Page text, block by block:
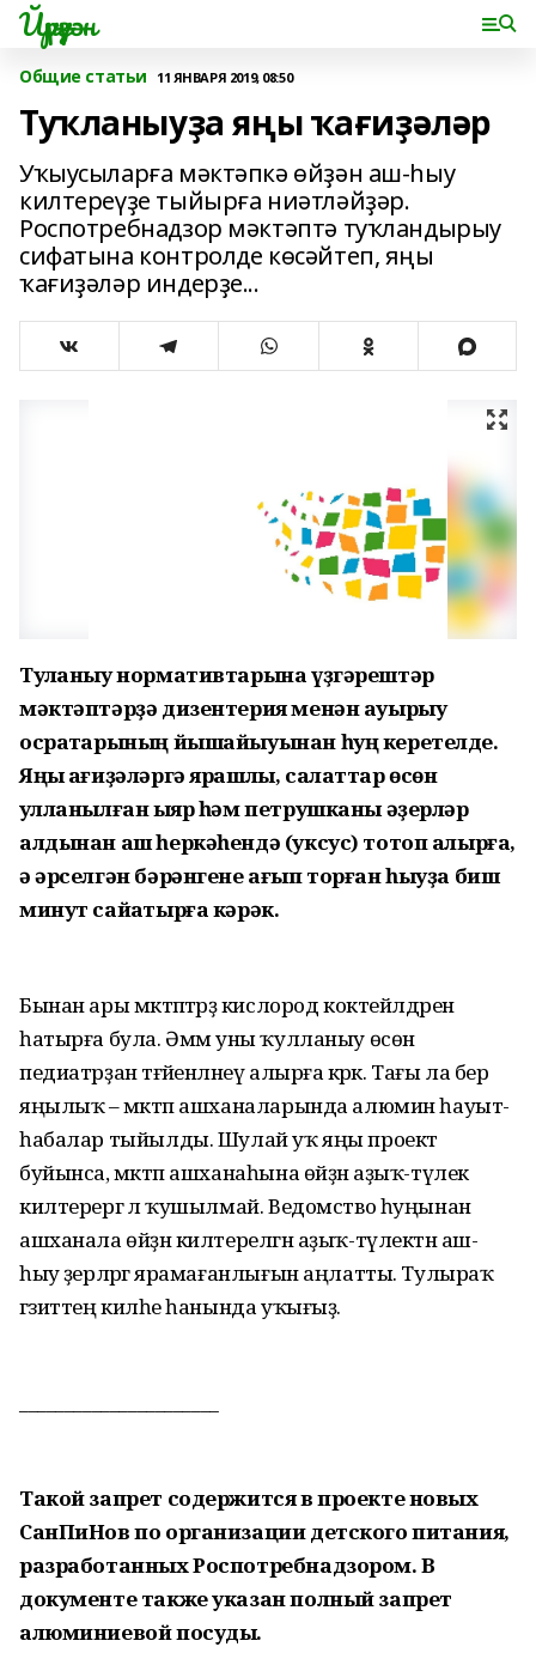
Йүрүҙән
Общие статьи 11 ЯНВАРЯ 2019, 08:50
Туҡланыуҙа яңы ҡағиҙәләр
Уҡыусыларға мәктәпкә өйҙән аш-һыу
килтереүҙе тыйырға ниәтләйҙәр.
Роспотребнадзор мәктәптә туҡландырыу
сифатына контролде көсәйтеп, яңы
ҡағиҙәләр индерҙе...
Туҡланыу нормативтарына үҙгәрештәр
мәктәптәрҙә дизентерия менән ауырыу
осраҡтарының йышайыуынан һуң керетелде.
Яңы ҡағиҙәләргә ярашлы, салаттар өсөн
ҡулланылған ҡыяр һәм петрушканы әҙерләр
алдынан аш һеркәһендә (уксус) тотоп алырға,
ә әрселгән бәрәнгене ағып торған һыуҙа биш
минут сайҡатырға кәрәк.
Бынан ары мәктәптәрҙә кислород коктейлдәрен
һатырға була. Әммә уны ҡулланыу өсөн
педиатрҙан тәғәйенләнеү алырға кәрәк. Тағы ла бер
яңылыҡ – мәктәп ашханаларында алюмин һауыт-
һабалар тыйылды. Шулай уҡ яңы проект
буйынса, мәктәп ашханаһына өйҙән аҙыҡ-түлек
килтерергә лә ҡушылмай. Ведомство һуңынан
ашханала өйҙән килтерелгән аҙыҡ-түлектән аш-
һыу әҙерләргә ярамағанлығын аңлатты. Тулыраҡ
гәзиттең киләһе һанында уҡығыҙ.
Такой запрет содержится в проекте новых
СанПиНов по организации детского питания,
разработанных Роспотребнадзором. В
документе также указан полный запрет
алюминиевой посуды.